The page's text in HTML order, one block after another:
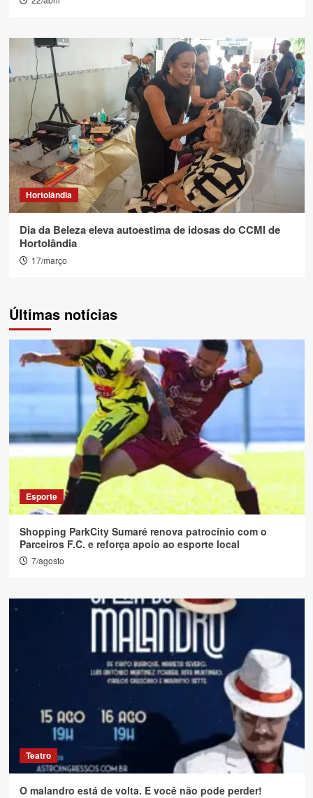
Hortolândia
Dia da Beleza eleva autoestima de idosas do CCMI de
Hortolândia
17/março
Últimas notícias
Esporte
Shopping ParkCity Sumaré renova patrocínio com o
Parceiros F.C. e reforça apoio ao esporte local
7/agosto
Teatro
O malandro está de volta. E você não pode perder!